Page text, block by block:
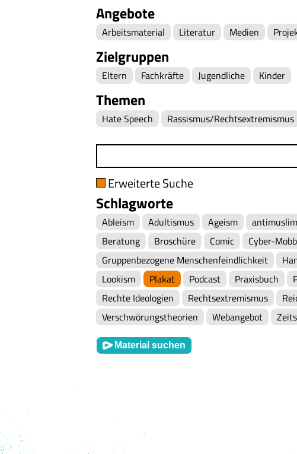
Angebote
Arbeitsmaterial Literatur Medien
Zielgruppen
Eltern Fachkräfte Jugendliche Kinder
Themen
Hate Speech Rassismus/Rechtsextremismus
Erweiterte Suche
Schlagworte
Ableism Adultismus Ageism
Beratung
Broschüre Comic Cyber-
Gruppenbezogene Menschenfeindlichkeit
Lookism
Plakat Podcast Praxisbuch
Rechte Ideologien
Rechtsextremismus
Verschwörungstheorien
Webangebot